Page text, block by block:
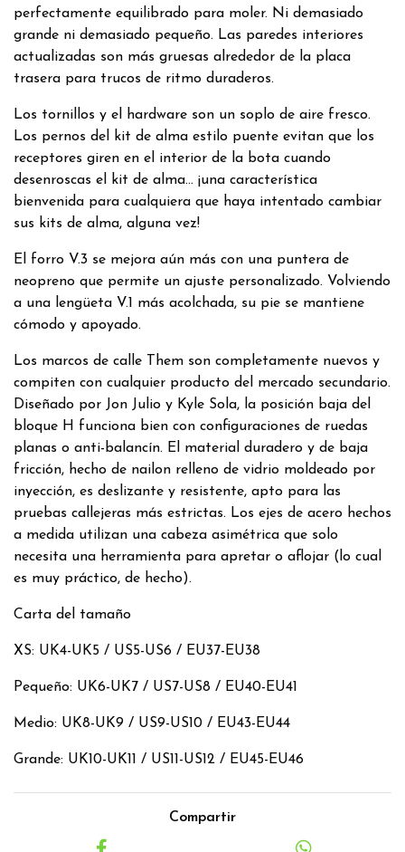
perfectamente equilibrado para moler. Ni demasiado
grande ni demasiado pequeño. Las paredes interiores
actualizadas son más gruesas alrededor de la placa
trasera para trucos de ritmo duraderos.
Los tornillos y el hardware son un soplo de aire fresco.
Los pernos del kit de alma estilo puente evitan que los
receptores giren en el interior de la bota cuando
desenroscas el kit de alma... ¡una característica
bienvenida para cualquiera que haya intentado cambiar
sus kits de alma, alguna vez!
El forro V.3 se mejora aún más con una puntera de
neopreno que permite un ajuste personalizado. Volviendo
a una lengüeta V.1 más acolchada, su pie se mantiene
cómodo y apoyado.
Los marcos de calle Them son completamente nuevos y
compiten con cualquier producto del mercado secundario.
Diseñado por Jon Julio y Kyle Sola, la posición baja del
bloque H funciona bien con configuraciones de ruedas
planas o anti-balancín. El material duradero y de baja
fricción, hecho de nailon relleno de vidrio moldeado por
inyección, es deslizante y resistente, apto para las
pruebas callejeras más estrictas. Los ejes de acero hechos
a medida utilizan una cabeza asimétrica que solo
necesita una herramienta para apretar o aflojar (lo cual
es muy práctico, de hecho).
Carta del tamaño
XS: UK4-UK5 / US5-US6 / EU37-EU38
Pequeño: UK6-UK7 / US7-US8 / EU40-EU41
Medio: UK8-UK9 / US9-US10 / EU43-EU44
Grande: UK10-UK11 / US11-US12 / EU45-EU46
Compartir